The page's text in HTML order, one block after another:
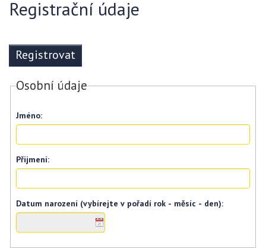
Registrační údaje
Osobní údaje
Jméno:
Přijmení:
Datum narození (vybírejte v pořadí rok - měsíc - den):